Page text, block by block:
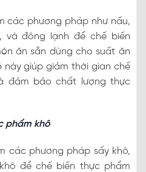
các phương pháp như nấu,
và đông lạnh để chế biến
ăn sẵn dùng cho suất ăn
này giúp giảm thời gian chế
đảm bảo chất lượng thực
phẩm khô
các phương pháp sấy khô,
để chế biến thực phẩm